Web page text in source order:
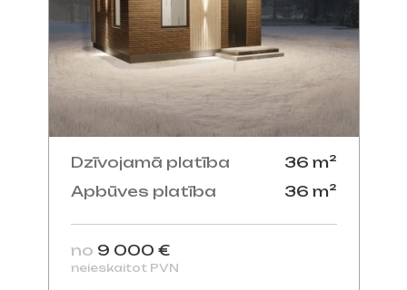
Dzīvojamā platība
36 m²
Apbūves platība
36 m²
no 9 000 €
neieskaitot PVN